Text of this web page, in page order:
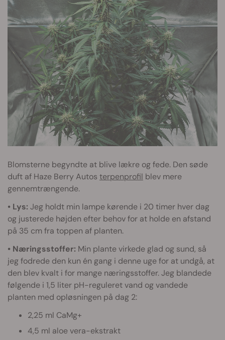
Blomsterne begyndte at blive lækre og fede. Den søde
duft af Haze Berry Autos terpenprofil blev mere
gennemtrængende.
• Lys: Jeg holdt min lampe kørende i 20 timer hver dag
og justerede højden efter behov for at holde en afstand
på 35 cm fra toppen af planten.
• Næringsstoffer: Min plante virkede glad og sund, så
jeg fodrede den kun én gang i denne uge for at undgå, at
den blev kvalt i for mange næringsstoffer. Jeg blandede
følgende i 1,5 liter pH-reguleret vand og vandede
planten med opløsningen på dag 2:
2,25 ml CaMg+
4,5 ml aloe vera-ekstrakt